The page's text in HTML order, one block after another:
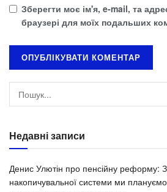
Зберегти моє ім'я, e-mail, та
браузері для моїх подальших
Недавні записи
Денис Улютін про пенсійну реформу:
накопичувальної системи ми